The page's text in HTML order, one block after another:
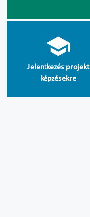
Jelentkezés projekt
képzésekre